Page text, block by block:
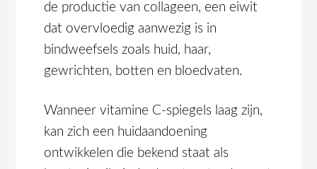
de productie van collageen, een eiwit
dat overvloedig aanwezig is in
bindweefsels zoals huid, haar,
gewrichten, botten en bloedvaten.
Wanneer vitamine C-spiegels laag zijn,
kan zich een huidaandoening
ontwikkelen die bekend staat als